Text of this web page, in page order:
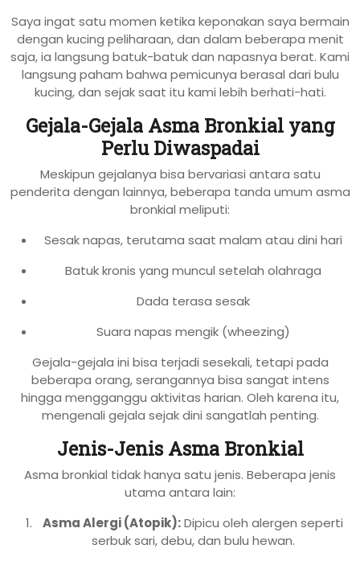
Saya ingat satu momen ketika keponakan saya bermain
dengan kucing peliharaan, dan dalam beberapa menit
saja, ia langsung batuk-batuk dan napasnya berat. Kami
langsung paham bahwa pemicunya berasal dari bulu
kucing, dan sejak saat itu kami lebih berhati-hati.
Gejala-Gejala Asma Bronkial yang
Perlu Diwaspadai
Meskipun gejalanya bisa bervariasi antara satu
penderita dengan lainnya, beberapa tanda umum asma
bronkial meliputi:
Sesak napas, terutama saat malam atau dini hari
Batuk kronis yang muncul setelah olahraga
Dada terasa sesak
Suara napas mengik (wheezing)
Gejala-gejala ini bisa terjadi sesekali, tetapi pada
beberapa orang, serangannya bisa sangat intens
hingga mengganggu aktivitas harian. Oleh karena itu,
mengenali gejala sejak dini sangatlah penting.
Jenis-Jenis Asma Bronkial
Asma bronkial tidak hanya satu jenis. Beberapa jenis
utama antara lain:
Asma Alergi (Atopik):Dipicu oleh alergen seperti
serbuk sari, debu, dan bulu hewan.